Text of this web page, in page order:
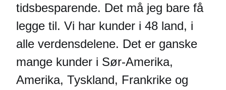
tidsbesparende. Det må jeg bare få
legge til. Vi har kunder i 48 land, i
alle verdensdelene. Det er ganske
mange kunder i Sør-Amerika,
Amerika, Tyskland, Frankrike og